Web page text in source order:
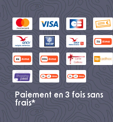
Paiement en 3 fois sans
frais*